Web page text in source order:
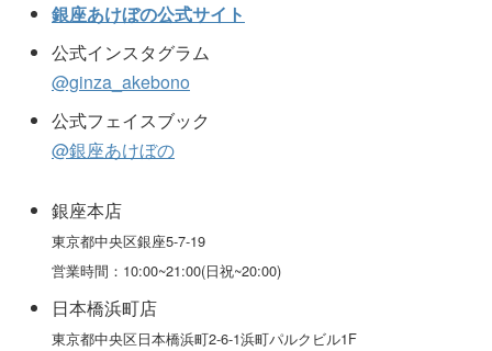
銀座あけぼの公式サイト
公式インスタグラム
@ginza_akebono
公式フェイスブック
@銀座あけぼの
銀座本店
東京都中央区銀座5-7-19
営業時間：10:00~21:00(日祝~20:00)
日本橋浜町店
東京都中央区日本橋浜町2-6-1浜町パルクビル1F